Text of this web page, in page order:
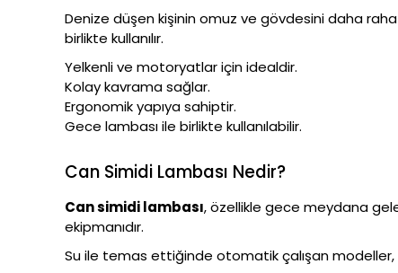
Denize düşen kişinin omuz ve gövdesini daha
birlikte kullanılır.
Yelkenli ve motoryatlar için idealdir.
Kolay kavrama sağlar.
Ergonomik yapıya sahiptir.
Gece lambası ile birlikte kullanılabilir.
Can Simidi Lambası Nedir?
Can simidi lambası, özellikle gece meydana
ekipmanıdır.
Su ile temas ettiğinde otomatik çalışan modeller,